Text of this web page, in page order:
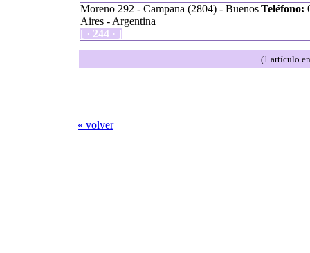
Moreno 292 - Campana (2804) - Buenos
Aires - Argentina
[ · 244 · ]
Teléfono:
(1 artículo
« volver